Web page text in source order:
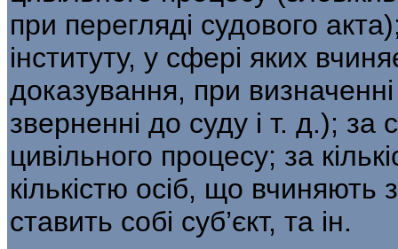
при перегляді судового
інституту, у сфері яких
доказування, при
зверненні до суду і т. д.);
цивільного процесу; за
кількістю осіб, що
ставить собі суб’єкт, та ін.